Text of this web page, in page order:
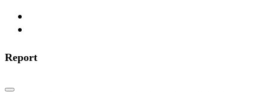
Report